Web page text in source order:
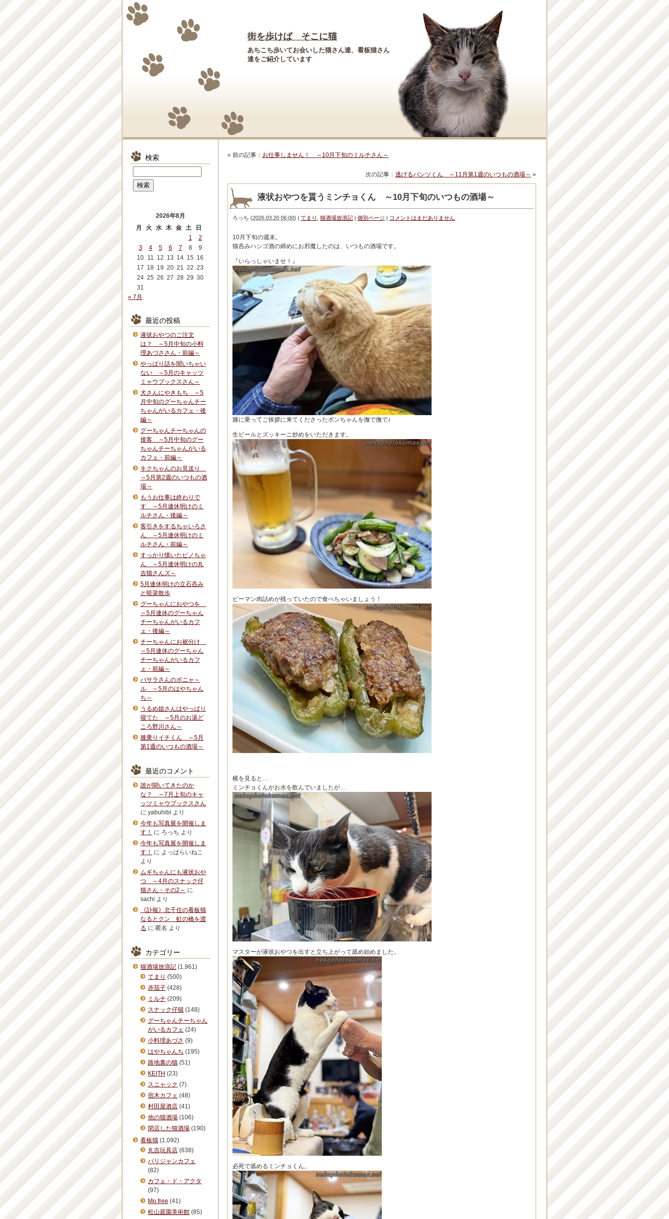
街を歩けば そこに猫
あちこち歩いてお会いした猫さん達、看板猫さん
達をご紹介しています
« 前の記事： お仕事しません！ ～10月下旬のミルチさん～
次の記事： 逃げるパンツくん ～11月第1週のいつもの酒場～ »
液状おやつを貰うミンチョくん ～10月下旬のいつもの酒場～
ろっち (2026.03.20 06:00) | てまり 猫酒場放浪記 | 個別ページ | コメントはまだありません
10月下旬の週末。
猫呑みハシゴ酒の締めにお邪魔したのは、いつもの酒場です。
『いらっしゃいませ！』
膝に乗ってご挨拶に来てくださったポンちゃんを撫で撫で♪
生ビールとズッキーニ炒めをいただきます。
ピーマン肉詰めが残っていたので食べちゃいましょう！
横を見ると…
ミンチョくんがお水を飲んでいましたが…
マスターが液状おやつを出すと立ち上がって舐め始めました。
必死で舐めるミンチョくん。
検索
2026年8月
月
火 水 木 金 土
日
1
2
3
4 5 6 7 8
9
10 11 12 13 14 15 16
17 18 19 20 21 22 23
24 25 26 27 28 29 30
31
« 7月
最近の投稿
液状おやつのご注文
は？ ～5月中旬の小料
理あづささん・前編～
やっぱり話を聞いちゃい
ない ～5月のキャッツ
ミャウブックスさん～
犬さんにやきもち ～5
月中旬のグーちゃんチー
ちゃんがいるカフェ・後
編～
グーちゃんチーちゃんの
接客 ～5月中旬のグー
ちゃんチーちゃんがいる
カフェ・前編～
キクちゃんのお見送り
～5月第2週のいつもの酒
場～
もうお仕事は終わりで
す ～5月連休明けのミ
ルチさん・後編～
客引きをするちゃいろさ
ん ～5月連休明けのミ
ルチさん・前編～
すっかり懐いたピノちゃ
ん ～5月連休明けの丸
吉猫さんズ～
5月連休明けの立石呑み
と暗渠散歩
グーちゃんにおやつを
～5月連休のグーちゃん
チーちゃんがいるカフ
ェ・後編～
チーちゃんにお裾分け
～5月連休のグーちゃん
チーちゃんがいるカフ
ェ・前編～
バサラさんのボニャ～
ル ～5月のはやちゃん
ち～
うるめ姐さんはやっぱり
寝てた ～5月のお湯ど
ころ野川さん～
膝乗りイチくん ～5月
第1週のいつもの酒場～
最近のコメント
誰が聞いてきたのか
な？ ～7月上旬のキャ
ッツミャウブックスさん
に yabuhibi より
今年も写真展を開催しま
す！
に ろっち より
今年も写真展を開催しま
す！
に よっぱらいねこ
より
ムギちゃんにも液状おや
つ ～4月のスナック仔
猫さん・その2～ に
sachi より
《訃報》北千住の看板猫
なるとクン 虹の橋を渡
る に 匿名 より
カテゴリー
猫酒場放浪記 (1,961)
てまり (500)
赤茄子 (428)
ミルチ (209)
スナック仔猫 (148)
グーちゃんチーちゃん
がいるカフェ (24)
小料理あづさ (9)
はやちゃんち (195)
路地裏の猫 (51)
KEITH (23)
スニャック (7)
宿木カフェ (48)
村田屋酒店 (41)
他の猫酒場 (106)
閉店した猫酒場 (190)
看板猫 (1,092)
丸吉玩具店 (638)
パリジャンカフェ
(82)
カフェ・ド・アクタ
(97)
Mo.free (41)
松山庭園美術館 (85)